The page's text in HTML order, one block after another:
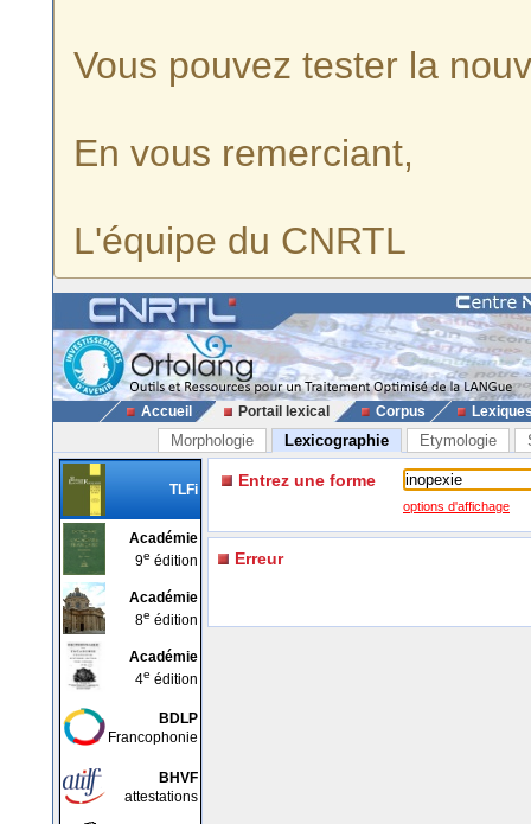
Vous pouvez tester la
En vous remerciant,
L'équipe du CNRTL
Accueil Portail lexical Corpus
Morphologie Lexicographie Etymologie
TLFi
Académie
9e édition
Académie
8e édition
Académie
4e édition
BDLP
Francophonie
BHVF
attestations
Entrez une forme
options d'affichage
Erreur